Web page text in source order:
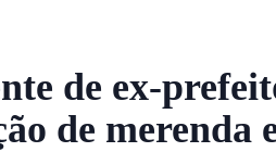
de ex-
de merenda